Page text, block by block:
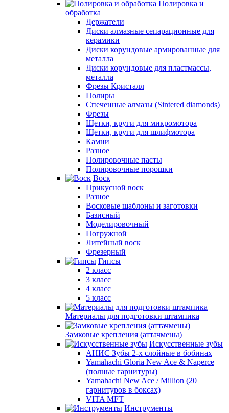
Полировка и
обработка
Держатели
Диски алмазные сепарационные для
керамики
Диски корундовые армированные для
металла
Диски корундовые для пластмассы,
металла
Фрезы Кристалл
Полиры
Спеченные алмазы (Sintered diamonds)
Фрезы
Щетки, круги для микромотора
Щетки, круги для шлифмотора
Камни
Разное
Полировочные пасты
Полировочные порошки
Воск
Прикусной воск
Разное
Восковые шаблоны и заготовки
Базисный
Моделировочный
Погружной
Литейный воск
Фрезерный
Гипсы
2 класс
3 класс
4 класс
5 класс
Материалы для подготовки штампика
Замковые крепления (аттачмены)
Искусственные зубы
АНИС Зубы 2-х слойные в бобинах
Yamahachi Gloria New Ace & Naperce
(полные гарнитуры)
Yamahachi New Ace / Million (20
гарнитуров в боксах)
VITA MFT
Инструменты